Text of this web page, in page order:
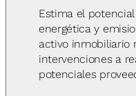
Estima el
energética y
activo inmobiliario
intervenciones a
potenciales